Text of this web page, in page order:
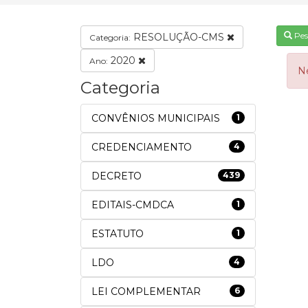
Categoria: RESOLUÇÃO-CMS
Ano: 2020
Categoria
CONVÊNIOS MUNICIPAIS 1
CREDENCIAMENTO 4
DECRETO 439
EDITAIS-CMDCA 1
ESTATUTO 1
LDO 4
LEI COMPLEMENTAR 6